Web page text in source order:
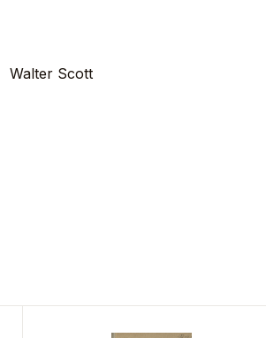
Walter Scott